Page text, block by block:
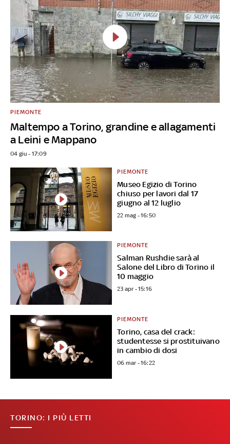
Maltempo a Torino, grandine e allagamenti
a Leini e Mappano
PIEMONTE
04 giu - 17:09
Museo Egizio di Torino
chiuso per lavori dal 17
giugno al 12 luglio
PIEMONTE
22 mag - 16:50
Salman Rushdie sarà al
Salone del Libro di Torino il
10 maggio
PIEMONTE
23 apr - 15:16
Torino, casa del crack:
studentesse si prostituivano
in cambio di dosi
PIEMONTE
06 mar - 16:22
TORINO: I PIÙ LETTI